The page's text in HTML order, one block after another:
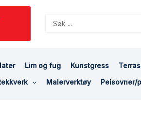
Search
Lim og fug Kunstgress
Malerverktøy Peisovner/